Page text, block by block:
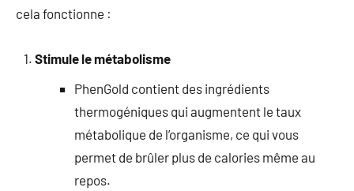
cela fonctionne :
Stimule le métabolisme
PhenGold contient des ingrédients
thermogéniques qui augmentent le taux
métabolique de l’organisme, ce qui vous
permet de brûler plus de calories même au
repos.